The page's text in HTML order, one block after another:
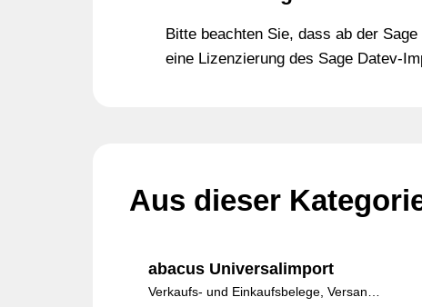
Bitte beachten Sie, dass ab der
eine Lizenzierung des Sage Datev-
Aus dieser
abacus Universalimport